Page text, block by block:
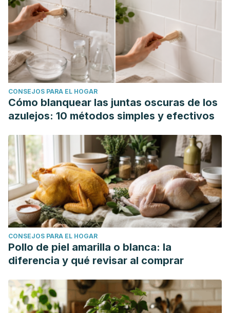
CONSEJOS PARA EL HOGAR
Cómo blanquear las juntas oscuras de los
azulejos: 10 métodos simples y efectivos
CONSEJOS PARA EL HOGAR
Pollo de piel amarilla o blanca: la
diferencia y qué revisar al comprar